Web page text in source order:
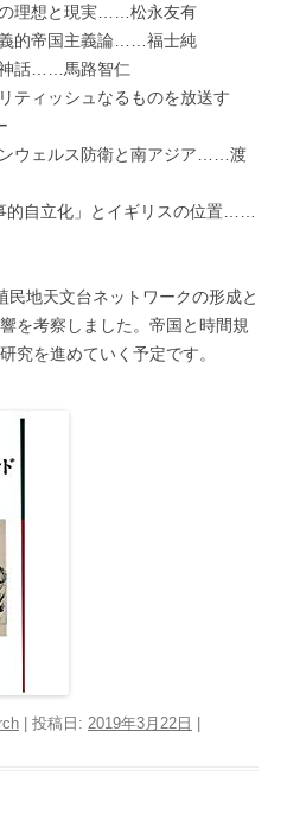
理想と現実……松永友有
的帝国主義論……福士純
神話……馬路智仁
ティッシュなるものを放送す
ウェルス防衛と南アジア……渡
的自立化」とイギリスの位置……
地天文台ネットワークの形成と
を考察しました。帝国と時間規
究を進めていく予定です。
| 投稿日: 2019年3月22日